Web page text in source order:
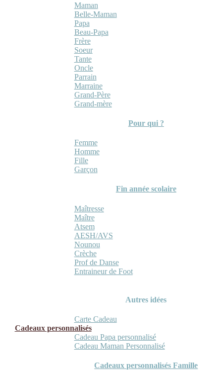
Maman
Belle-Maman
Papa
Beau-Papa
Frère
Soeur
Tante
Oncle
Parrain
Marraine
Grand-Père
Grand-mère
Pour qui ?
Femme
Homme
Fille
Garçon
Fin année scolaire
Maîtresse
Maître
Atsem
AESH/AVS
Nounou
Crèche
Prof de Danse
Entraineur de Foot
Autres idées
Carte Cadeau
Cadeaux personnalisés
Cadeau Papa personnalisé
Cadeau Maman Personnalisé
Cadeaux personnalisés Famille